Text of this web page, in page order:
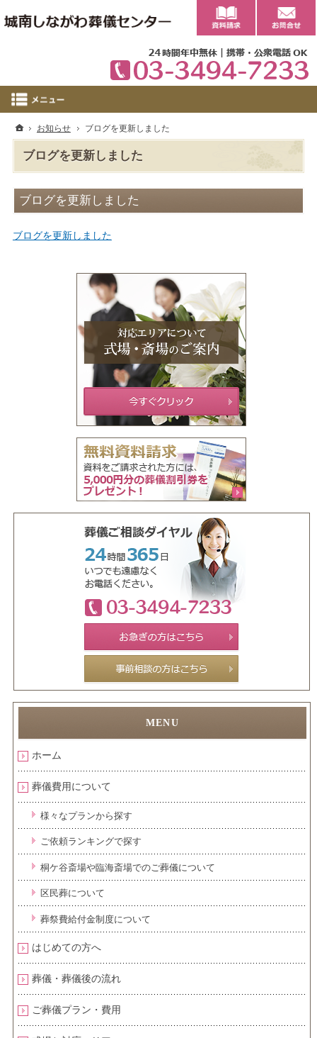
ブログを更新しました
ブログを更新しました
ブログを更新しました
ホーム
葬儀費用について
様々なプランから探す
ご依頼ランキングで探す
桐ケ谷斎場や臨海斎場でのご葬儀について
区民葬について
葬祭費給付金制度について
はじめての方へ
葬儀・葬儀後の流れ
ご葬儀プラン・費用
ホーム
お知らせ ブログを更新しました